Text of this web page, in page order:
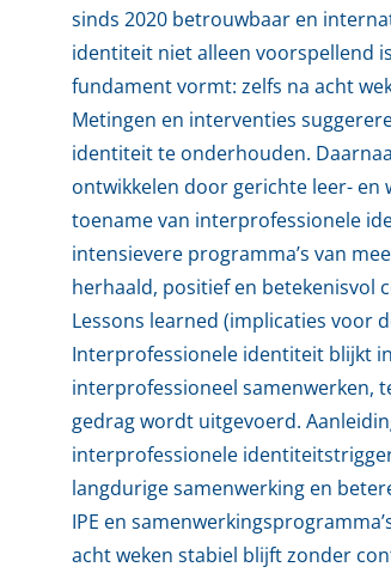
sinds 2020 betrouwbaar en
identiteit niet alleen voorspellend
fundament vormt: zelfs na acht
Metingen en interventies
identiteit te onderhouden.
ontwikkelen door gerichte leer-
toename van interprofessionele
intensievere programma’s van
herhaald, positief en betekenisvol
Lessons learned (implicaties voor
Interprofessionele identiteit blijkt
interprofessioneel samenwerken,
gedrag wordt uitgevoerd.
interprofessionele
langdurige samenwerking en
IPE en
acht weken stabiel blijft zonder